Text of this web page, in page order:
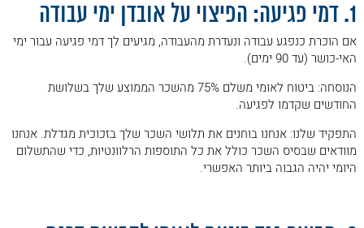
1. דמי פגיעה: הפיצוי על אובדן ימי עבודה
אם הוכרת כנפגע עבודה ונעדרת מהעבודה, מגיעים לך דמי פגיעה עבור ימי
האי-כושר (עד 90 ימים).
הנוסחה: ביטוח לאומי משלם 75% מהשכר הממוצע שלך בשלושת
החודשים שקדמו לפגיעה.
התפקיד שלנו: אנחנו בוחנים את תלושי השכר שלך בזכוכית מגדלת. אנחנו
מוודאים שבסיס השכר כולל את כל התוספות הרלוונטיות, כדי שהתשלום
היומי יהיה הגבוה ביותר האפשרי.